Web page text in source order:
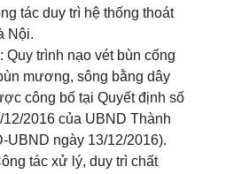
tác duy trì hệ thống thoát
Nội.
trình nạo vét bùn cống
mương, sông bằng dây
công bố tại Quyết định số
2016 của UBND Thành
UBND ngày 13/12/2016).
tác xử lý, duy trì chất